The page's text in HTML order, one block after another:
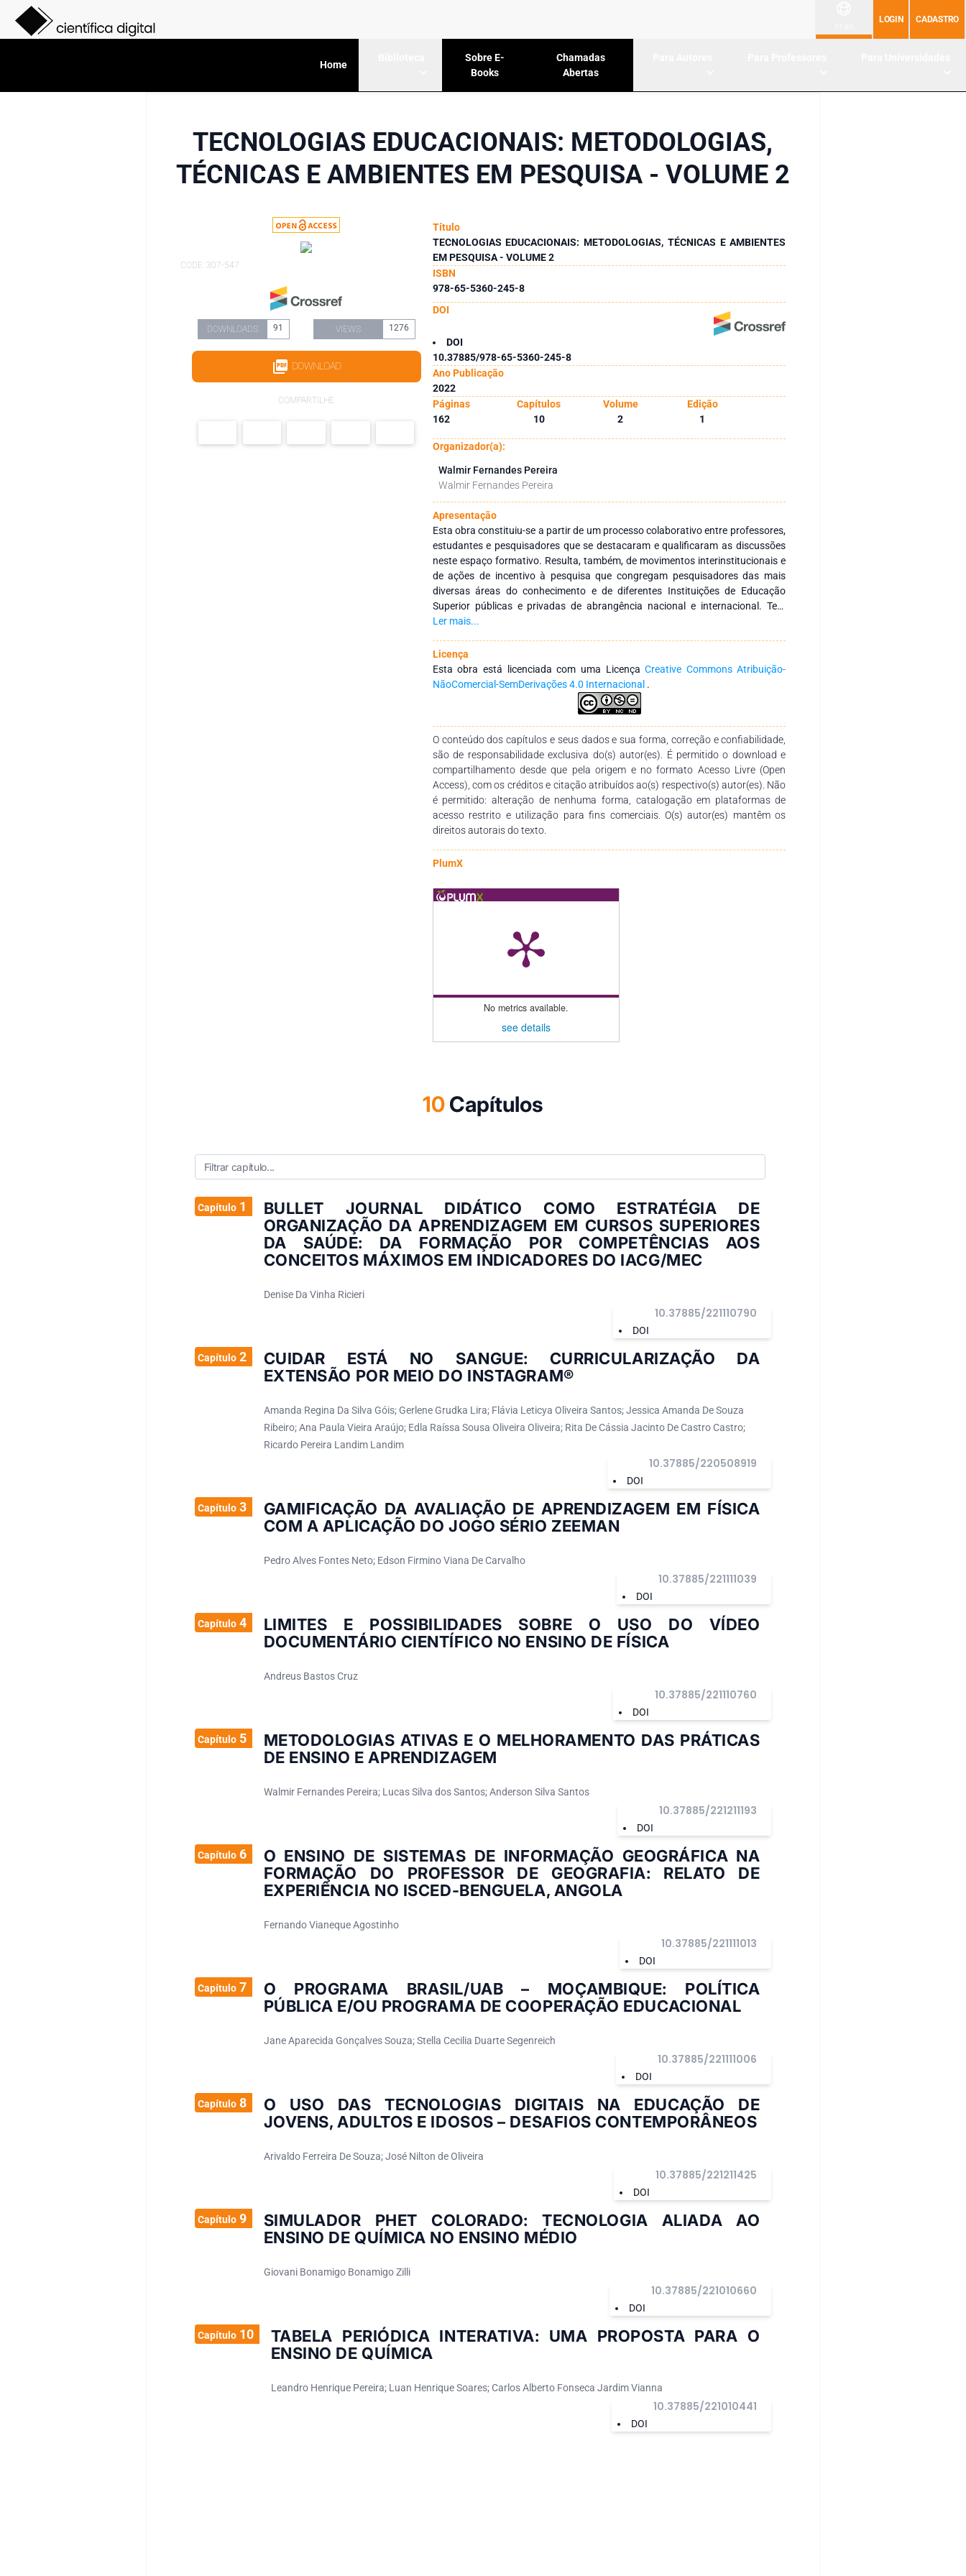
LOGIN CADASTRO
Home
Sobre E-
Books
Chamadas
Abertas
TECNOLOGIAS EDUCACIONAIS: METODOLOGIAS,
TÉCNICAS E AMBIENTES EM PESQUISA - VOLUME 2
CODE: 307-547
DOWNLOADS 91 VIEWS 1276
DOWNLOAD
COMPARTILHE
Título
TECNOLOGIAS EDUCACIONAIS: METODOLOGIAS, TÉCNICAS E AMBIENTES
EM PESQUISA - VOLUME 2
ISBN
978-65-5360-245-8
DOI
DOI
10.37885/978-65-5360-245-8
Ano Publicação
2022
Páginas
Capítulos Volume
Edição
162
10 2 1
Organizador(a):
Walmir Fernandes Pereira
Walmir Fernandes Pereira
Apresentação
Esta obra constituiu-se a partir de um processo colaborativo entre professores,
estudantes e pesquisadores que se destacaram e qualificaram as discussões
neste espaço formativo. Resulta, também, de movimentos interinstitucionais e
de ações de incentivo à pesquisa que congregam pesquisadores das mais
diversas áreas do conhecimento e de diferentes Instituições de Educação
Superior públicas e privadas de abrangência nacional e internacional. Tem
como objetivo integrar ações interinstitucionais nacionais e internacionais com
dos profissionais da educação, por meio da produção e socialização de
conhecimentos das diversas áreas do Saberes. Agradecemos aos autores pelo
empenho, disponibilidade e dedicação para o desenvolvimento e conclusão
dessa obra. Esperamos também que esta obra sirva de instrumento didático-
pedagógico para estudantes, professores dos diversos níveis de ensino em
seus trabalhos e demais interessados pela temática.
Ler mais...
Licença
Esta obra está licenciada com uma LicençaCreative Commons Atribuição-
NãoComercial-SemDerivações 4.0 Internacional .
O conteúdo dos capítulos e seus dados e sua forma, correção e confiabilidade,
são de responsabilidade exclusiva do(s) autor(es). É permitido o download e
compartilhamento desde que pela origem e no formato Acesso Livre (Open
Access), com os créditos e citação atribuídos ao(s) respectivo(s) autor(es). Não
é permitido: alteração de nenhuma forma, catalogação em plataformas de
acesso restrito e utilização para fins comerciais. O(s) autor(es) mantêm os
direitos autorais do texto.
PlumX
No metrics available.
see details
10Capítulos
Capítulo1
BULLET JOURNAL DIDÁTICO COMO ESTRATÉGIA DE
ORGANIZAÇÃO DA APRENDIZAGEM EM CURSOS SUPERIORES
DA SAÚDE: DA FORMAÇÃO POR COMPETÊNCIAS AOS
CONCEITOS MÁXIMOS EM INDICADORES DO IACG/MEC
Denise Da Vinha Ricieri
DOI
10.37885/221110790
Capítulo2
CUIDAR ESTÁ NO SANGUE: CURRICULARIZAÇÃO DA
EXTENSÃO POR MEIO DO INSTAGRAM®
Amanda Regina Da Silva Góis; Gerlene Grudka Lira; Flávia Leticya Oliveira Santos; Jessica Amanda De Souza
Ribeiro; Ana Paula Vieira Araújo; Edla Raíssa Sousa Oliveira Oliveira; Rita De Cássia Jacinto De Castro Castro;
Ricardo Pereira Landim Landim
DOI
10.37885/220508919
Capítulo3
GAMIFICAÇÃO DA AVALIAÇÃO DE APRENDIZAGEM EM FÍSICA
COM A APLICAÇÃO DO JOGO SÉRIO ZEEMAN
Pedro Alves Fontes Neto; Edson Firmino Viana De Carvalho
DOI
10.37885/221111039
Capítulo4
LIMITES E POSSIBILIDADES SOBRE O USO DO VÍDEO
DOCUMENTÁRIO CIENTÍFICO NO ENSINO DE FÍSICA
Andreus Bastos Cruz
DOI
10.37885/221110760
Capítulo5
METODOLOGIAS ATIVAS E O MELHORAMENTO DAS PRÁTICAS
DE ENSINO E APRENDIZAGEM
Walmir Fernandes Pereira; Lucas Silva dos Santos; Anderson Silva Santos
DOI
10.37885/221211193
Capítulo6
O ENSINO DE SISTEMAS DE INFORMAÇÃO GEOGRÁFICA NA
FORMAÇÃO DO PROFESSOR DE GEOGRAFIA: RELATO DE
EXPERIÊNCIA NO ISCED-BENGUELA, ANGOLA
Fernando Vianeque Agostinho
DOI
10.37885/221111013
Capítulo7
O PROGRAMA BRASIL/UAB – MOÇAMBIQUE: POLÍTICA
PÚBLICA E/OU PROGRAMA DE COOPERAÇÃO EDUCACIONAL
Jane Aparecida Gonçalves Souza; Stella Cecilia Duarte Segenreich
DOI
10.37885/221111006
Capítulo8
O USO DAS TECNOLOGIAS DIGITAIS NA EDUCAÇÃO DE
JOVENS, ADULTOS E IDOSOS – DESAFIOS CONTEMPORÂNEOS
Arivaldo Ferreira De Souza; José Nilton de Oliveira
DOI
10.37885/221211425
Capítulo9
SIMULADOR PHET COLORADO: TECNOLOGIA ALIADA AO
ENSINO DE QUÍMICA NO ENSINO MÉDIO
Giovani Bonamigo Bonamigo Zilli
DOI
10.37885/221010660
Capítulo10
TABELA PERIÓDICA INTERATIVA: UMA PROPOSTA PARA O
ENSINO DE QUÍMICA
Leandro Henrique Pereira; Luan Henrique Soares; Carlos Alberto Fonseca Jardim Vianna
DOI
10.37885/221010441